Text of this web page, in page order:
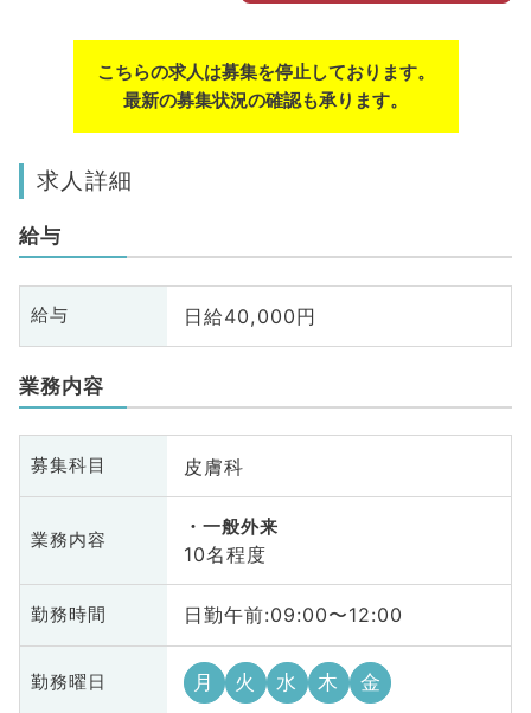
こちらの求人は募集を停止しております。
最新の募集状況の確認も承ります。
求人詳細
給与
給与 日給40,000円
業務内容
募集科目 皮膚科
業務内容
一般外来
10名程度
勤務時間 日勤午前:09:00〜12:00
勤務曜日 月 火 水 木 金